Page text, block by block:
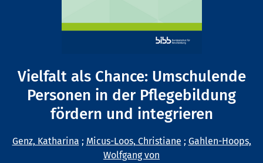
Vielfalt als Chance: Umschulende
Personen in der Pflegebildung
fördern und integrieren
Genz, Katharina ; Micus-Loos, Christiane ; Gahlen-Hoops,
Wolfgang von